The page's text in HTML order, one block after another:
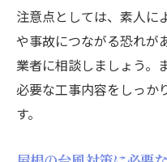
注意点としては、素人に
や事故につながる恐れが
業者に相談しましょう。
必要な工事内容をしっか
す。